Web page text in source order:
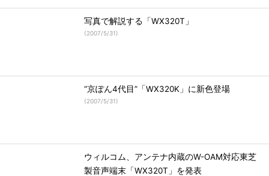
写真で解説する「WX320T」
(2007/5/31)
“京ぽん4代目”「WX320K」に新色登場
(2007/5/31)
ウィルコム、アンテナ内蔵のW-OAM対応東芝
製音声端末「WX320T」を発表